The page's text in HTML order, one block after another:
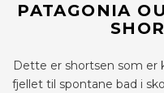
PATAGONIA
Dette er shortsen som er
fjellet til spontane bad i